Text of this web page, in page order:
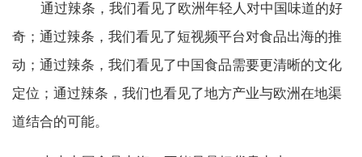
通过辣条，我们看见了欧洲年轻人对中国味道的好
奇；通过辣条，我们看见了短视频平台对食品出海的推
动；通过辣条，我们看见了中国食品需要更清晰的文化
定位；通过辣条，我们也看见了地方产业与欧洲在地渠
道结合的可能。